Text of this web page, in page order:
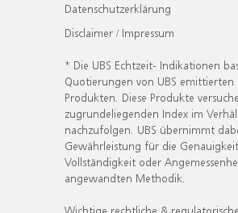
Datenschutzerklärung
Disclaimer / Impressum
* Die UBS Echtzeit- Indikationen
Quotierungen von UBS emittierten
Produkten. Diese Produkte
zugrundeliegenden Index im
nachzufolgen. UBS übernimmt
Gewährleistung für die
Vollständigkeit oder
angewandten Methodik.